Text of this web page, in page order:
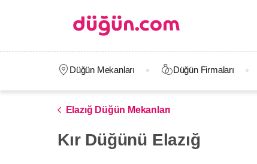
Düğün Mekanları Düğün Firmaları
Elazığ Düğün Mekanları
Kır Düğünü Elazığ